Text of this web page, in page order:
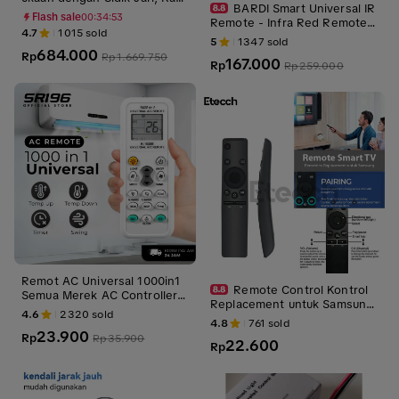
u, dan PIN; Akses Jarak Jauh
via Aplikasi; Casing Paduan Al
uminium; Panel Kaca Temper
ed; Alarm Anti-Maling.
Flash sale00:34:52
4.7 1015sold
Rp684.000 Rp1.669.750
Remot AC Universal 1000in1
Semua Merek AC Controller
AC Remote Multi untuk Semu
a AC
4.6 2320 sold
Rp23.900 Rp35.900
BARDI Smart Universal IR
Remote - Infra Red Remote
Wifi Max 12M
5 1347 sold
Rp167.000 Rp259.000
Remote Control Kontrol
Replacement untuk Samsung
Smart TV
4.8 761 sold
Rp22.600